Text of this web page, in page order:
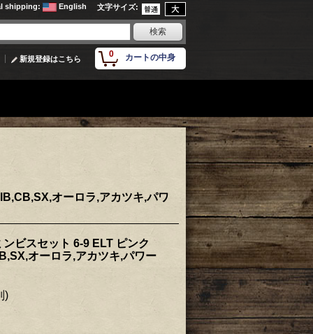
文字サイズ:
shipping: English
0 カートの中身
新規登録はこちら
オーロラ,アカツキ,パワ
ビスセット 6-9 ELT ピンク
オーロラ,アカツキ,パワー
)